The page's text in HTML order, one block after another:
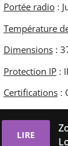
Portée radio:
Température
Dimensions:
Protection IP:
Certifications:
LIRE